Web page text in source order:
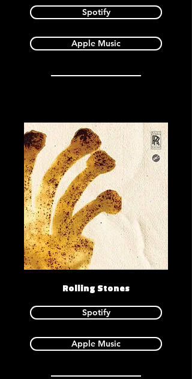
Spotify
Apple Music
Rolling Stones
Spotify
Apple Music